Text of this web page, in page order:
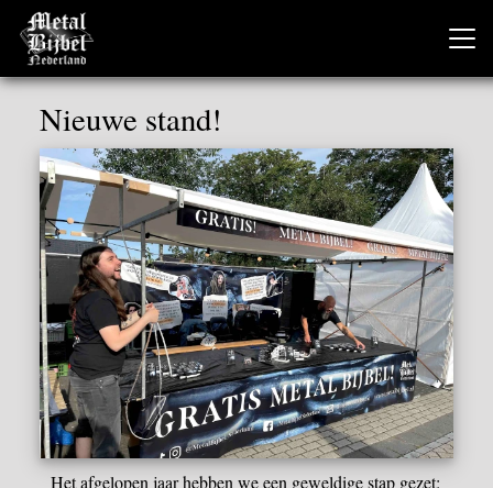
Nieuwe stand!
Het afgelopen jaar hebben we een geweldige stap gezet: